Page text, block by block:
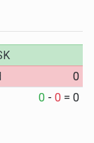
0
0 -0 =0